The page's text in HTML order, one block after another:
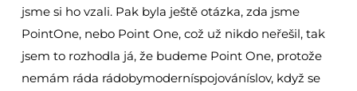
jsme si ho vzali. Pak byla ještě otázka, zda jsme
PointOne, nebo Point One, což už nikdo neřešil, tak
jsem to rozhodla já, že budeme Point One, protože
nemám ráda rádobymoderníspojováníslov, když se